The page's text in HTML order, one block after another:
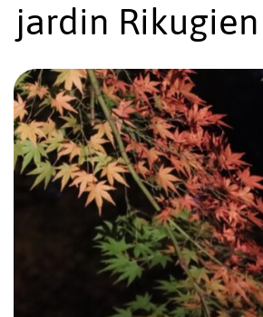
jardin